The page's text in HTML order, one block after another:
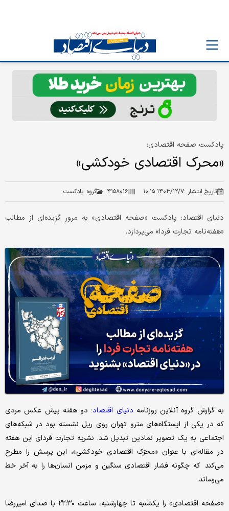
پادکست صفحه اقتصادی:
«محرک اقتصادی خودکشی»
تاریخ انتشار :۱۴۰۳/۱۲/۷ ۱۰:۱۵ ۴۱۵۸۰۱۶ گروه: پادکست
دنیای اقتصاد: پادکست «صفحه اقتصادی» به مرور گزیده‌ای از مطالب
«هفته‌نامه تجارت فردا» می‌پردازد.
به گزارش‌ گروه آنلاین روزنامه دنیای اقتصاد؛ دو هفته پیش عکس مردی
که در یکی از ایستگاه‌های مترو تهران روی ریل نشسته بود در شبکه‌های
اجتماعی به یک تصویر نمادین تبدیل شد. نشریه تجارت فردای این هفته
در مقاله‌ای با عنوان «محرّک اقتصادی خودکشی»، این پرسش را مطرح
می‌کند که چگونه فشار اقتصادی سنگین و مزمن انسان‌ها را به آخر خط
می‌رساند.
«صفحه اقتصادی» را یکشنبه تا چهارشنبه، ساعت ۲۲:۳۰ با صدای امیررضا